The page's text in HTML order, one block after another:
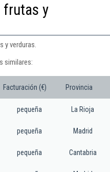
frutas y
y verduras.
similares:
Facturación (€) Provincia
pequeña La Rioja
pequeña Madrid
pequeña Cantabria